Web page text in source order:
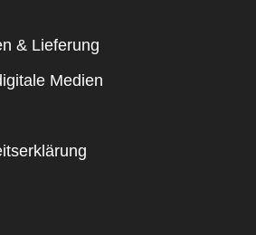
& Lieferung
Medien